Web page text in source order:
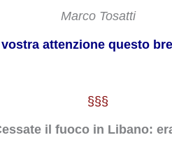
Marco Tosatti
attenzione questo
§§§
il fuoco in Libano: